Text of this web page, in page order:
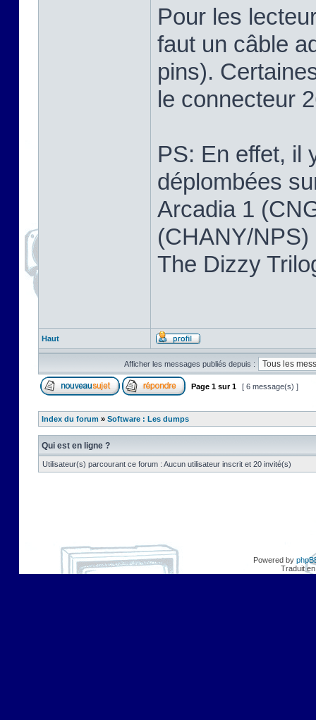
Pour les
faut un câble
pins).
le connecteur
PS: En effet, il
déplombées
Arcadia 1
(CHANY/
The Dizzy
Haut
Afficher les messages publiés depuis :
Page 1 sur1 [ 6 message(s) ]
Index du forum » Software : Les dumps
Qui est en ligne ?
Utilisateur(s) parcourant ce forum : Aucun utilisateur inscrit et 20 invité(s)
Powered by
Traduit